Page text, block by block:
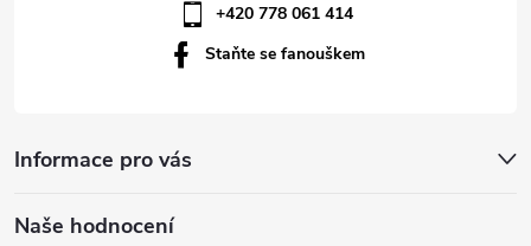
Informace pro vás
Naše hodnocení
+420 778 061 414
Staňte se fanouškem